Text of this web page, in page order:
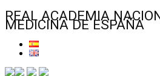
REAL ACADEMIA
MEDICINA DE ESPAÑA